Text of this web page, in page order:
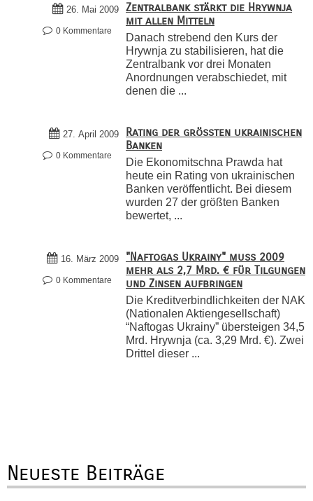
26. Mai 2009
0 Kommentare
Zentralbank stärkt die Hrywnja
mit allen Mitteln
Danach strebend den Kurs der
Hrywnja zu stabilisieren, hat die
Zentralbank vor drei Monaten
Anordnungen verabschiedet, mit
denen die ...
27. April 2009
0 Kommentare
Rating der größten ukrainischen
Banken
Die Ekonomitschna Prawda hat
heute ein Rating von ukrainischen
Banken veröffentlicht. Bei diesem
wurden 27 der größten Banken
bewertet, ...
16. März 2009
0 Kommentare
"Naftogas Ukrainy" muss 2009
mehr als 2,7 Mrd. € für Tilgungen
und Zinsen aufbringen
Die Kreditverbindlichkeiten der NAK
(Nationalen Aktiengesellschaft)
“Naftogas Ukrainy” übersteigen 34,5
Mrd. Hrywnja (ca. 3,29 Mrd. €). Zwei
Drittel dieser ...
Neueste Beiträge